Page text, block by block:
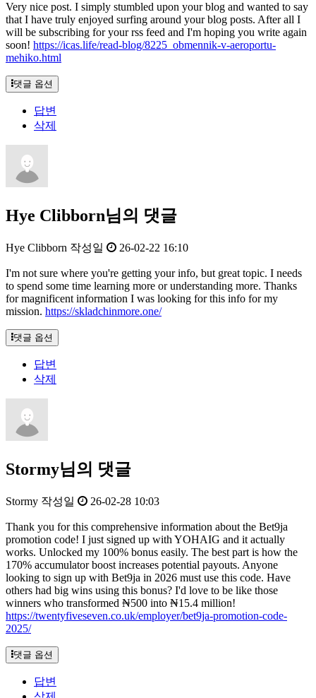
Very nice post. I simply stumbled upon your blog and wanted to say
that I have truly enjoyed surfing around your blog posts. After all I
will be subscribing for your rss feed and I'm hoping you write again
soon! https://icas.life/read-blog/8225_obmennik-v-aeroportu-
mehiko.html
댓글 옵션
답변
삭제
Hye Clibborn님의 댓글
Hye Clibborn 작성일 26-02-22 16:10
I'm not sure where you're getting your info, but great topic. I needs
to spend some time learning more or understanding more. Thanks
for magnificent information I was looking for this info for my
mission. https://skladchinmore.one/
댓글 옵션
답변
삭제
Stormy님의 댓글
Stormy 작성일 26-02-28 10:03
Thank you for this comprehensive information about the Bet9ja
promotion code! I just signed up with YOHAIG and it actually
works. Unlocked my 100% bonus easily. The best part is how the
170% accumulator boost increases potential payouts. Anyone
looking to sign up with Bet9ja in 2026 must use this code. Have
others had big wins using this bonus? I'd love to be like those
winners who transformed ₦500 into ₦15.4 million!
https://twentyfiveseven.co.uk/employer/bet9ja-promotion-code-
2025/
댓글 옵션
답변